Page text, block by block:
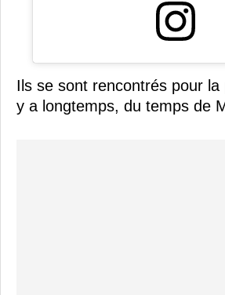
Ils se sont rencontrés pour la
y a longtemps, du temps de